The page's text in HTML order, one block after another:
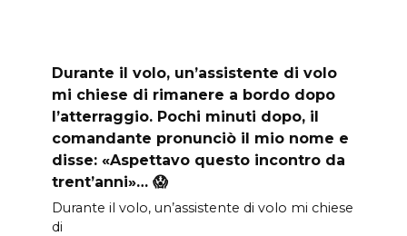
Durante il volo, un’assistente di volo
mi chiese di rimanere a bordo dopo
l’atterraggio. Pochi minuti dopo, il
comandante pronunciò il mio nome e
disse: «Aspettavo questo incontro da
trent’anni»… 😱
Durante il volo, un’assistente di volo mi chiese
di